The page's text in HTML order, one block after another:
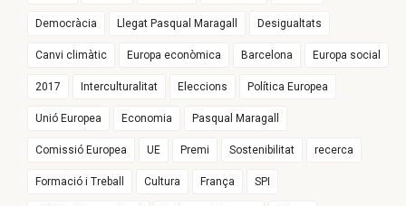
Democràcia Llegat Pasqual Maragall Desigualtats
Canvi climàtic Europa econòmica Barcelona Europa social
2017 Interculturalitat Eleccions Política Europea
Unió Europea Economia Pasqual Maragall
Comissió Europea UE Premi Sostenibilitat recerca
Formació i Treball Cultura França SPI